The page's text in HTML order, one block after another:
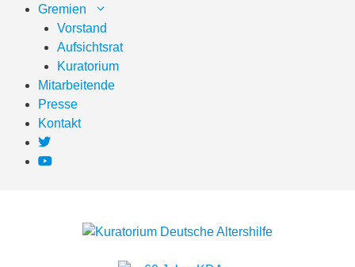
springen
Gremien
Vorstand
Aufsichtsrat
Kuratorium
Mitarbeitende
Presse
Kontakt